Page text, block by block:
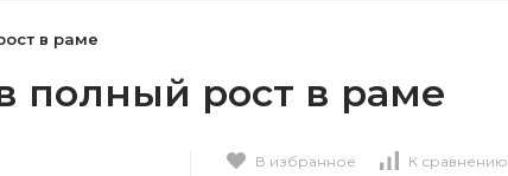
в раме
полный рост в раме
В избранное К сравнению